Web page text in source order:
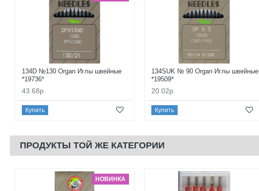
134D №130 Organ Иглы швейные
*19736*
43.68р.
Купить
134SUK № 90 Organ Иглы швейные
*19509*
20.02р.
Купить
ПРОДУКТЫ ТОЙ ЖЕ КАТЕГОРИИ
НОВИНКА